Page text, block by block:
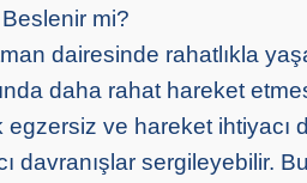
mi?
dairesinde rahatlıkla
daha rahat hareket
ve hareket ihtiyacı
davranışlar sergileyebilir.